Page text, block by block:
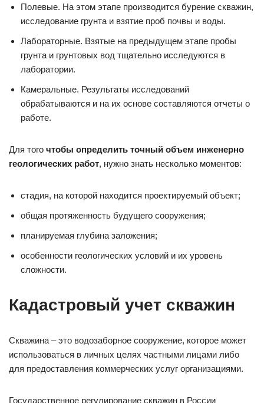
Полевые. На этом этапе производится бурение скважин,
исследование грунта и взятие проб почвы и воды.
Лабораторные. Взятые на предыдущем этапе пробы
грунта и грунтовых вод тщательно исследуются в
лаборатории.
Камеральные. Результаты исследований
обрабатываются и на их основе составляются отчеты о
работе.
Для того чтобы определить точный объем инженерно
геологических работ, нужно знать несколько моментов:
стадия, на которой находится проектируемый объект;
общая протяженность будущего сооружения;
планируемая глубина заложения;
особенности геологических условий и их уровень
сложности.
Кадастровый учет скважин
Скважина – это водозаборное сооружение, которое может
использоваться в личных целях частными лицами либо
для предоставления коммерческих услуг организациями.
Государственное регулирование скважин в России